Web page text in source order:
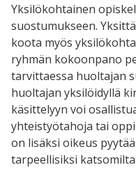
Yksilökohtainen
suostumukseen.
koota myös
ryhmän kokoonpano
tarvittaessa huoltajan
huoltajan yksilöidyllä
käsittelyyn voi
yhteistyötahoja tai
on lisäksi oikeus
tarpeellisiksi